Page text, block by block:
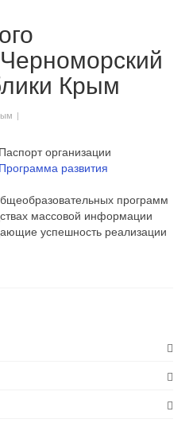
Крым
|
Паспорт организации
Программа развития
программ
массовой информации
успешность реализации